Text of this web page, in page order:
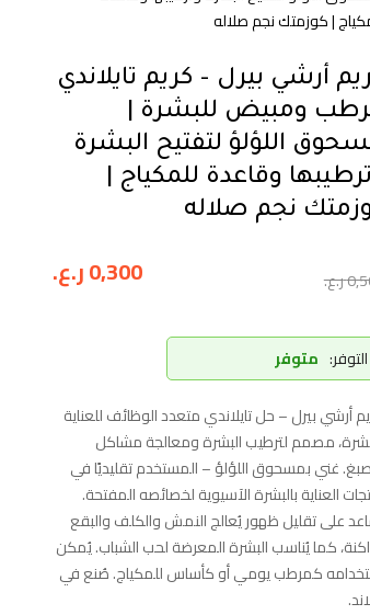
| كوزمتك نجم صلاله
أرشي بيرل – كريم تايلاندي
ومبيض للبشرة |
اللؤلؤ لتفتيح البشرة
وقاعدة للمكياج |
نجم صلاله
ر.ع. 0,300ر.ع.
التوفر: متوفر
أرشي بيرل – حل تايلاندي متعدد الوظائف للعناية
مصمم لترطيب البشرة ومعالجة مشاكل
غني بمسحوق اللؤلؤ – المستخدم تقليديًا في
العناية بالبشرة الآسيوية لخصائصه المفتحة.
على تقليل ظهور يُعالج النمش والكلف والبقع
كما يُناسب البشرة المعرضة لحب الشباب. يُمكن
كمرطب يومي أو كأساس للمكياج. صُنع في